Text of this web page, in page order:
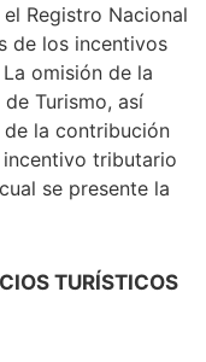
Registro Nacional
de los incentivos
omisión de la
Turismo, así
la contribución
tributario
se presente la
TURÍSTICOS